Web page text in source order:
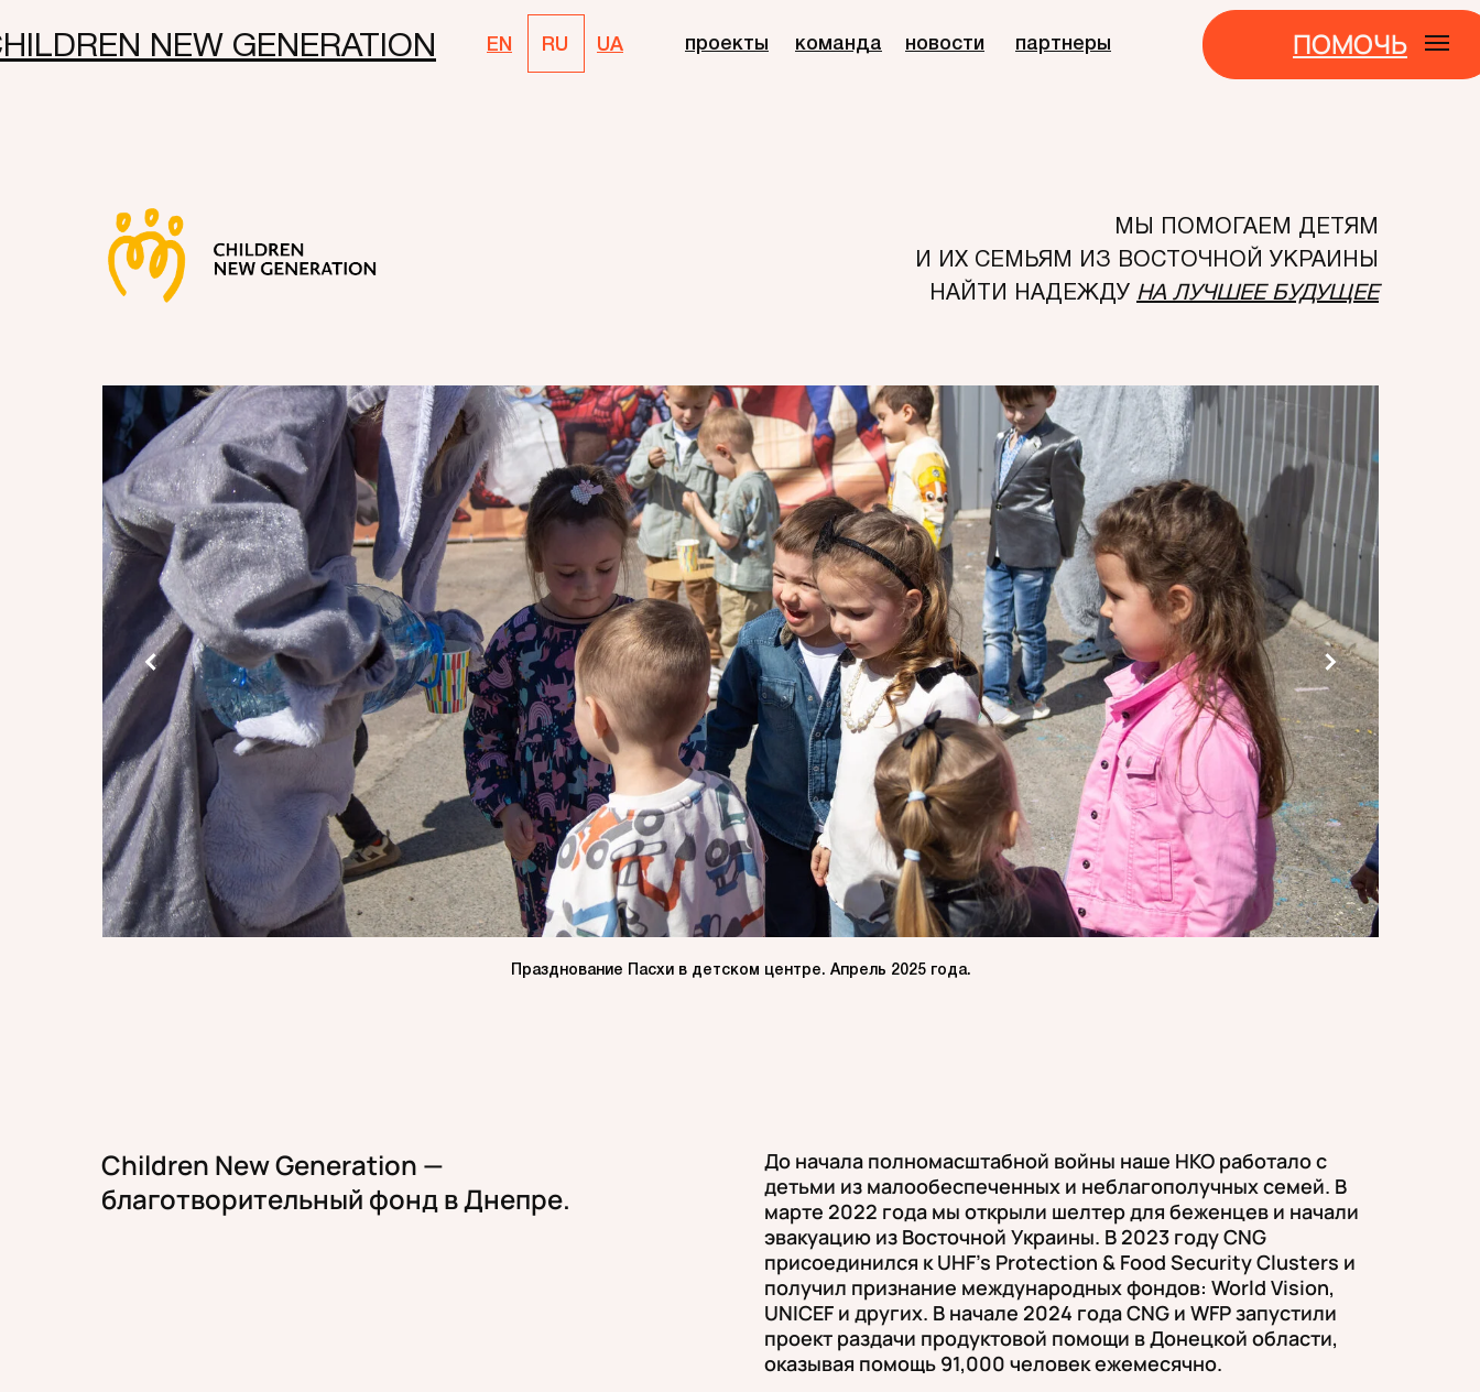
ПОМОЧЬ
NEW GENERATION проекты
EN RU команда новости
UA партнеры
МЫ ПОМОГАЕМ ДЕТЯМ
И ИХ СЕМЬЯМ ИЗ ВОСТОЧНОЙ УКРАИНЫ
НАЙТИ НАДЕЖДУ НА ЛУЧШЕЕ БУДУЩЕЕ
Празднование Пасхи в детском центре. Апрель 2025 года.
Children New Generation —
благотворительный фонд в Днепре.
До начала полномасштабной войны наше НКО работало с
детьми из малообеспеченных и неблагополучных семей. В
марте 2022 года мы открыли шелтер для беженцев и начали
эвакуацию из Восточной Украины. В 2023 году CNG
присоединился к UHF’s Protection & Food Security Clusters и
получил признание международных фондов: World Vision,
UNICEF и других. В начале 2024 года CNG и WFP запустили
проект раздачи продуктовой помощи в Донецкой области,
оказывая помощь 91,000 человек ежемесячно.